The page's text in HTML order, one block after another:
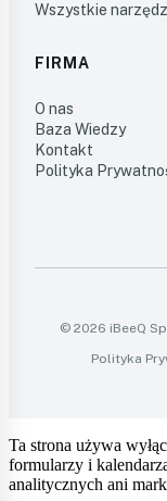
Wszystkie
FIRMA
O nas
Baza Wiedzy
Kontakt
Polityka
© 2026 iBeeQ
Polityka
Ta strona używa
formularzy i
analitycznych ani